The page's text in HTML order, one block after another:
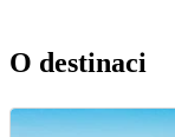
O destinaci